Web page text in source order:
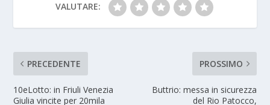
VALUTARE:
PRECEDENTE
10eLotto: in Friuli Venezia
Giulia vincite per 20mila
PROSSIMO
Buttrio: messa in sicurezza
del Rio Patocco,